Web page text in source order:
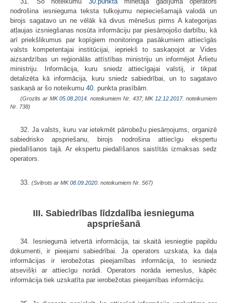
nodrošina iesnieguma teksta tulkojumu nepieciešamajā valodā un
birojs sagatavo un ne vēlāk kā divus mēnešus pirms A kategorijas
atļaujas izsniegšanas nosūta informāciju par piesārņojošo darbību, kā
arī priekšlikumus par kopīgiem monitoringa pasākumiem attiecīgās
valsts kompetentajai institūcijai, iepriekš to saskaņojot ar Vides
aizsardzības un reģionālās attīstības ministriju un informējot Ārlietu
ministriju. Informācija, kuru sniedz attiecīgajai valstij, ir tikpat
detalizēta kā informācija, kuru sniedz sabiedrībai, un to sagatavo
saskaņā ar šo noteikumu 40. punkta prasībām.
(Grozīts ar MK05.08.2014. noteikumiem Nr. 437; MK 12.12.2017. noteikumiem
Nr. 738)
32. Ja valsts, kuru var ietekmēt pārrobežu piesārņojums, organizē
sabiedrisko apspriešanu, birojs nodrošina attiecīgu ekspertu
piedalīšanos tajā. Ar ekspertu piedalīšanos saistītās izmaksas sedz
operators.
33. (Svītrots ar MK08.09.2020. noteikumiem Nr. 567)
III. Sabiedrības līdzdalība iesnieguma
apspriešanā
34. Iesniegumā ietvertā informācija, tai skaitā iesniegtie papildu
dokumenti, ir pieejami sabiedrībai. Ja operators uzskata, ka daļa
informācijas ir ierobežotas pieejamības informācija, to iesniedz
atsevišķi ar attiecīgu norādi. Operators norāda iemeslus, kāpēc
informācija tiek uzskatīta par ierobežotas pieejamības informāciju.